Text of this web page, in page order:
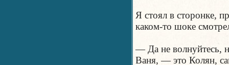
Я стоял в сторонке,
каком-то шоке
— Да не волнуйтесь,
Ваня, — это Колян,